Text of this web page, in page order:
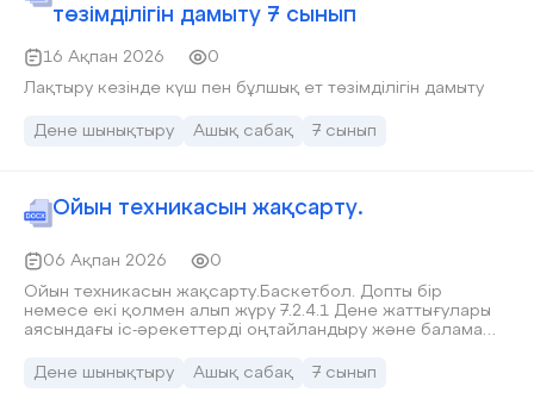
төзімділігін дамыту 7 сынып
16 Ақпан 2026
0
Лақтыру кезінде күш пен бұлшық ет төзімділігін дамыту
Дене шынықтыру Ашық сабақ 7 сынып
Ойын техникасын жақсарту.
06 Ақпан 2026
0
Ойын техникасын жақсарту.Баскетбол. Допты бір
немесе екі қолмен алып жүру 7.2.4.1 Дене жаттығулары
аясындағы іс-әрекеттерді оңтайландыру және балама
тәсілдерді көрсете білу
Дене шынықтыру Ашық сабақ 7 сынып